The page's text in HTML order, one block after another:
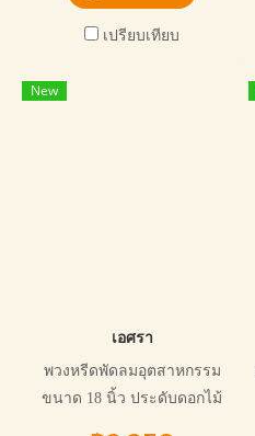
เปรียบเทียบ
New
เอศรา
พวงหรีดพัดลมอุตสาหกรรม
ขนาด 18 นิ้ว ประดับดอกไม้